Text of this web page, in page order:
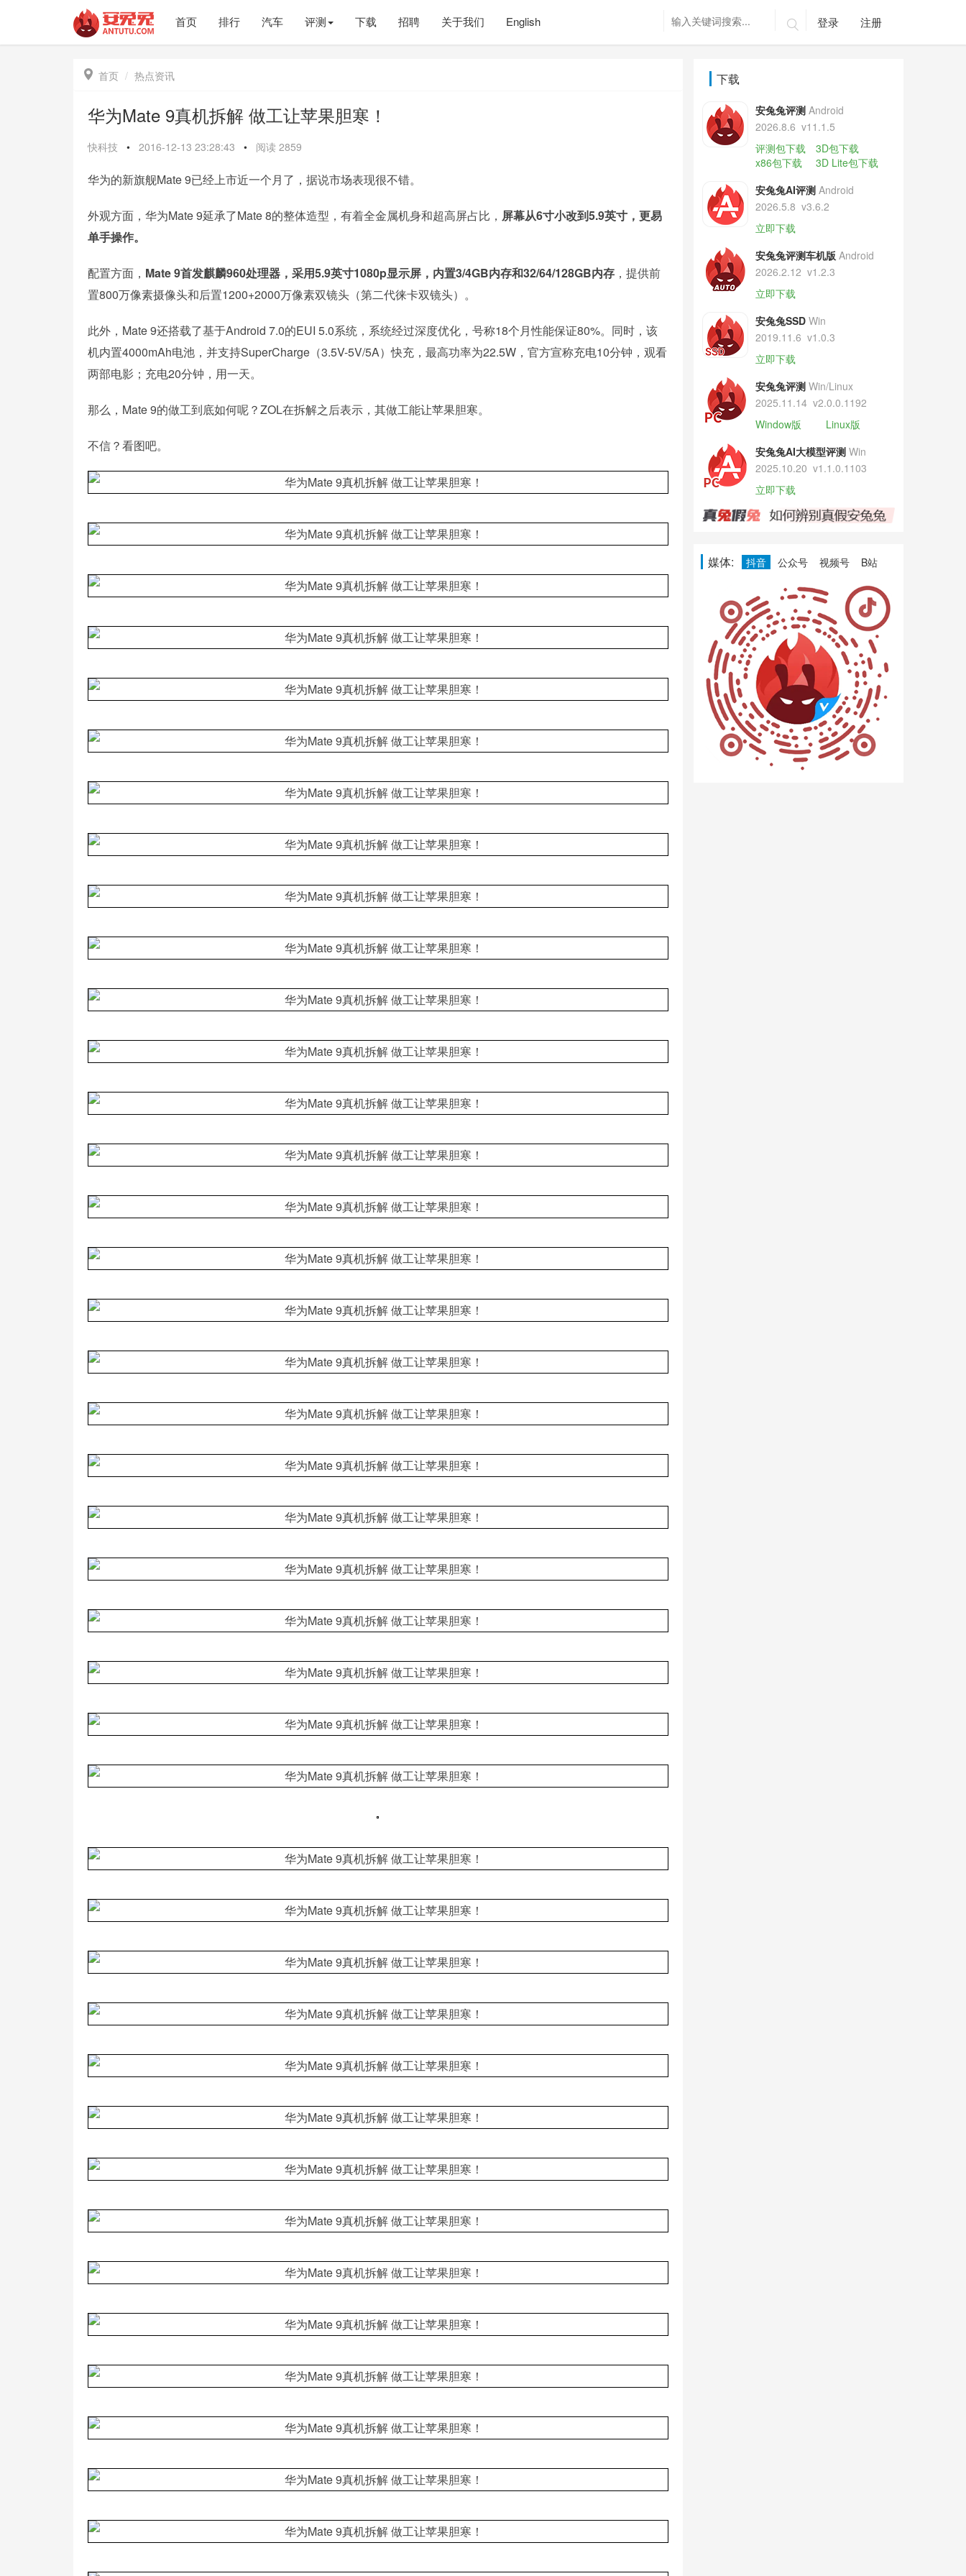
首页 排行 汽车 评测 下载 招聘 关于我们 English  登录 注册
 首页 热点资讯
华为Mate 9真机拆解 做工让苹果胆寒！
快科技 • 2016-12-13 23:28:43 • 阅读 2859
华为的新旗舰Mate 9已经上市近一个月了，据说市场表现很不错。
外观方面，华为Mate 9延承了Mate 8的整体造型，有着全金属机身和超高屏占比， 屏幕从6寸小改到5.9英寸，更易
单手操作。
配置方面， Mate 9首发麒麟960处理器，采用5.9英寸1080p显示屏，内置3/4GB内存和32/64/128GB内存 ，提供前
置800万像素摄像头和后置1200+2000万像素双镜头（第二代徕卡双镜头）。
此外，Mate 9还搭载了基于Android 7.0的EUI 5.0系统，系统经过深度优化，号称18个月性能保证80%。同时，该
机内置4000mAh电池，并支持SuperCharge（3.5V-5V/5A）快充，最高功率为22.5W，官方宣称充电10分钟，观看
两部电影；充电20分钟，用一天。
那么，Mate 9的做工到底如何呢？ZOL在拆解之后表示，其做工能让苹果胆寒。
不信？看图吧。
下载
安兔兔评测 Android
2026.8.6 v11.1.5
评测包下载
3D包下载
x86包下载
3D Lite包下载
安兔兔AI评测 Android
2026.5.8 v3.6.2
立即下载
安兔兔评测车机版 Android
2026.2.12 v1.2.3
立即下载
安兔兔SSD Win
2019.11.6 v1.0.3
立即下载
安兔兔评测 Win/Linux
2025.11.14 v2.0.0.1192
Window版
Linux版
安兔兔AI大模型评测 Win
2025.10.20 v1.1.0.1103
立即下载
媒体: 抖音 公众号 视频号 B站